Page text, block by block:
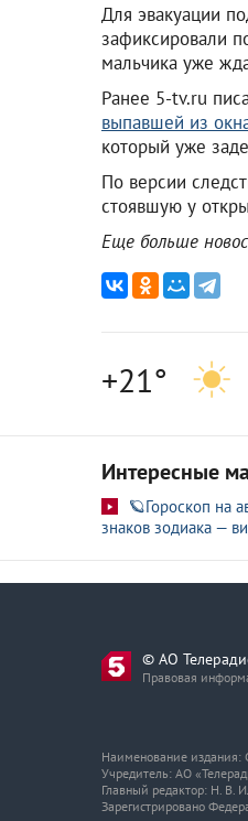
Для эвакуации
зафиксировали
мальчика уже
Ранее 5-tv.ru
выпавшей из
который уже
По версии
стоявшую у
Еще больше
+21°
Интересные
🪐Гороскоп на
знаков зодиака —
© АО
Правовая
Наименование издания:
Учредитель: АО
Главный редактор: Н. В.
Зарегистрировано